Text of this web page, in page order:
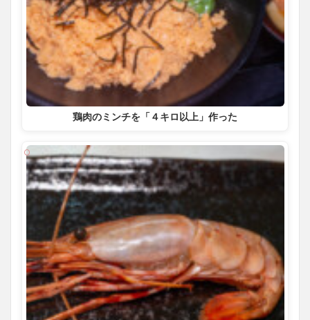
鶏肉のミンチを「４キロ以上」作った